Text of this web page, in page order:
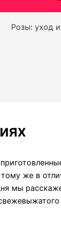
Розы: уход
же в
мы